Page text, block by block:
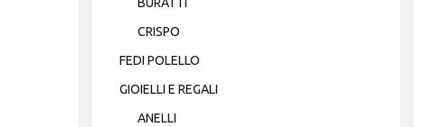
CRISPO
FEDI POLELLO
GIOIELLI E REGALI
ANELLI